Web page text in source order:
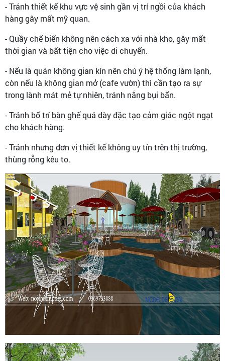
- Tránh thiết kế khu vực vệ sinh gần vị trí ngồi của khách
hàng gây mất mỹ quan.
- Quầy chế biến không nên cách xa với nhà kho, gây mất
thời gian và bất tiện cho việc di chuyển.
- Nếu là quán không gian kín nên chú ý hệ thống làm lạnh,
còn nếu là không gian mở (cafe vườn) thì cần tạo ra sự
trong lành mát mẻ tự nhiên, tránh nắng bụi bẩn.
- Tránh bố trí bàn ghế quá dày đặc tạo cảm giác ngột ngạt
cho khách hàng.
- Tránh nhưng đơn vị thiết kế không uy tín trên thị trường,
thùng rỗng kêu to.